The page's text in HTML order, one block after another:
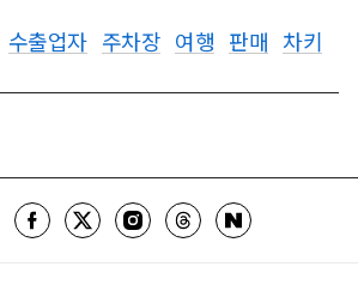
수출업자 주차장 여행 판매 차키